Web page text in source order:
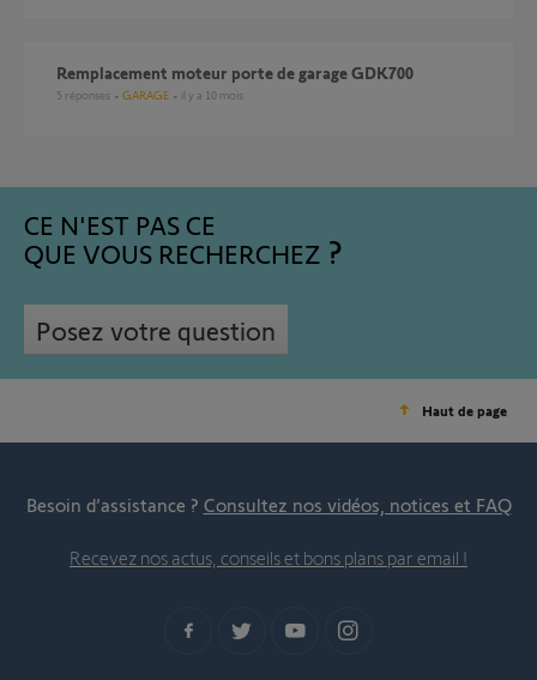
Remplacement moteur porte de garage GDK700
5 réponses GARAGE il y a 10 mois
CE N'EST PAS CE
QUE VOUS RECHERCHEZ
Posez votre question
Haut de page
Besoin d’assistance ? Consultez nos vidéos, notices et FAQ
Recevez nos actus, conseils et bons plans par email !